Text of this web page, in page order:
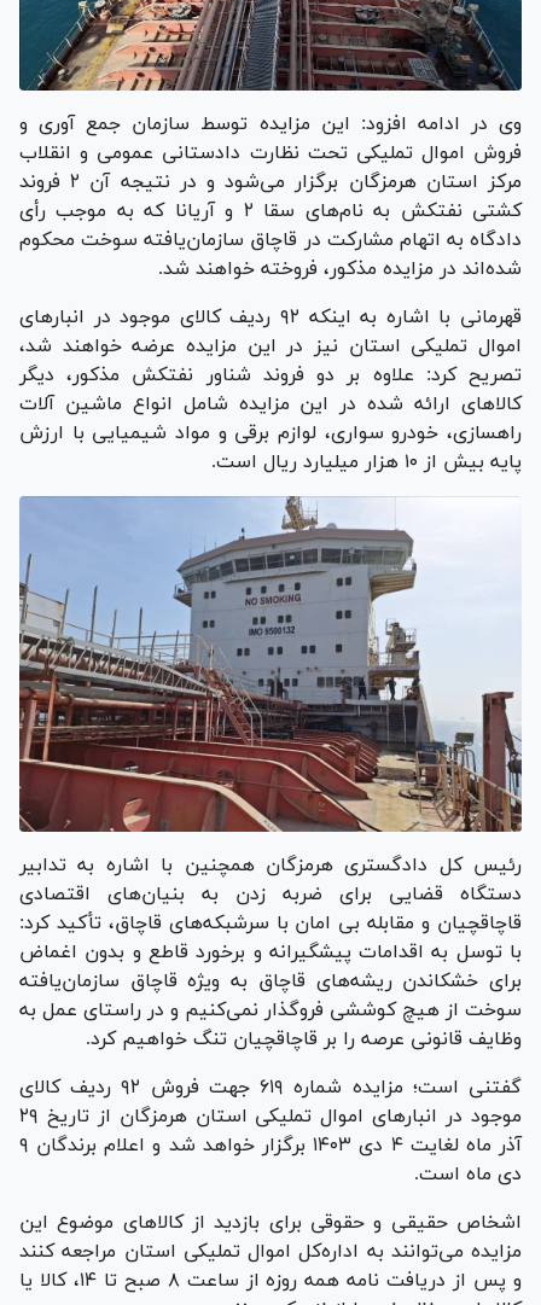
وی در ادامه افزود: این مزایده توسط سازمان جمع آوری و
فروش اموال تملیکی تحت نظارت دادستانی عمومی و انقلاب
مرکز استان هرمزگان برگزار می‌شود و در نتیجه آن ۲ فروند
کشتی نفتکش به نام‌های سقا ۲ و آریانا که به موجب رأی
دادگاه به اتهام مشارکت در قاچاق سازمان‌یافته سوخت محکوم
شده‌اند در مزایده مذکور، فروخته خواهند شد.
قهرمانی با اشاره به اینکه ۹۲ ردیف کالای موجود در انبار‌های
اموال تملیکی استان نیز در این مزایده عرضه خواهند شد،
تصریح کرد: علاوه بر دو فروند شناور نفتکش مذکور، دیگر
کالا‌های ارائه شده در این مزایده شامل انواع ماشین آلات
راهسازی، خودرو سواری، لوازم برقی و مواد شیمیایی با ارزش
پایه بیش از ۱۰ هزار میلیارد ریال است.
رئیس کل دادگستری هرمزگان همچنین با اشاره به تدابیر
دستگاه قضایی برای ضربه زدن به بنیان‌های اقتصادی
قاچاقچیان و مقابله بی امان با سرشبکه‌های قاچاق، تأکید کرد:
با توسل به اقدامات پیشگیرانه و برخورد قاطع و بدون اغماض
برای خشکاندن ریشه‌های قاچاق به ویژه قاچاق سازمان‌یافته
سوخت از هیچ کوششی فروگذار نمی‌کنیم و در راستای عمل به
وظایف قانونی عرصه را بر قاچاقچیان تنگ خواهیم کرد.
گفتنی است؛ مزایده شماره ۶۱۹ جهت فروش ۹۲ ردیف کالای
موجود در انبار‌های اموال تملیکی استان هرمزگان از تاریخ ۲۹
آذر ماه لغایت ۴ دی ۱۴۰۳ برگزار خواهد شد و اعلام برندگان ۹
دی ماه است.
اشخاص حقیقی و حقوقی برای بازدید از کالا‌های موضوع این
مزایده می‌توانند به اداره‌کل اموال تملیکی استان مراجعه کنند
و پس از دریافت نامه همه روزه از ساعت ۸ صبح تا ۱۴، کالا یا